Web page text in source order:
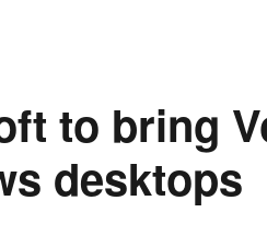
to bring
desktops